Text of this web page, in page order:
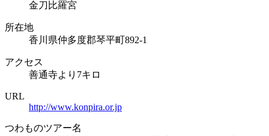
金刀比羅宮
所在地
香川県仲多度郡琴平町892-1
アクセス
善通寺より7キロ
URL
http://www.konpira.or.jp
つわものツアー名